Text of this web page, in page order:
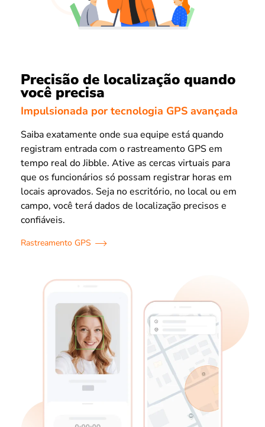
Precisão de localização quando
você precisa
Impulsionada por tecnologia GPS avançada
Saiba exatamente onde sua equipe está quando
registram entrada com o rastreamento GPS em
tempo real do Jibble. Ative as cercas virtuais para
que os funcionários só possam registrar horas em
locais aprovados. Seja no escritório, no local ou em
campo, você terá dados de localização precisos e
confiáveis.
Rastreamento GPS